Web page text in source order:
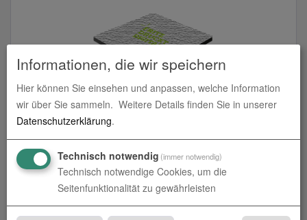
Butlerfinish (Aluverbundplatte gebürstet)
zum Artikel
Informationen, die wir speichern
Hier können Sie einsehen und anpassen, welche Information
wir über Sie sammeln. Weitere Details finden Sie in unserer
Datenschutzerklärung.
Technisch notwendig (immer notwendig)
Technisch notwendige Cookies, um die
Seitenfunktionalität zu gewährleisten